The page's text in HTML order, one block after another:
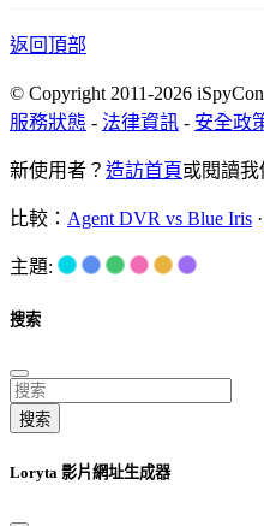
返回頂部
© Copyright 2011-2026
服務狀態 - 法律資訊 - 安全政
新使用者？ 造訪首頁或閱讀我
比較： Agent DVR vs Blue Iris ·
主題:
搜索
搜索
Loryta 影片網址生成器